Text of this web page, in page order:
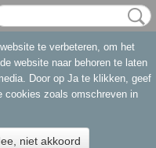
te verbeteren, om het
website naar behoren te laten
Door op Ja te klikken, geef
cookies zoals omschreven in
niet akkoord